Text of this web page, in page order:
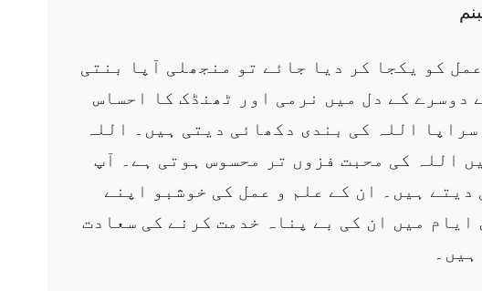
کو یکجا کر دیا جائے تو منجھلی آپا بنتی
دوسرے کے دل میں نرمی اور ٹھنڈک کا احساس
اللہ کی بندی دکھائی دیتی ہیں۔ اللہ
اللہ کی محبت فزوں تر محسوس ہوتی ہے۔ آپ
ہیں۔ ان کے علم و عمل کی خوشبو اپنے
میں ان کی بے پناہ خدمت کرنے کی سعادت